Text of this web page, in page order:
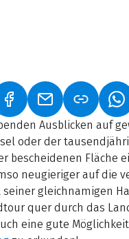
(LINK ÖFFNET IN
(LINK ÖFFNET
Ausblicken auf
oder der
bescheidenen Fläche
neugieriger auf die
gleichnamigen
quer durch das
eine gute